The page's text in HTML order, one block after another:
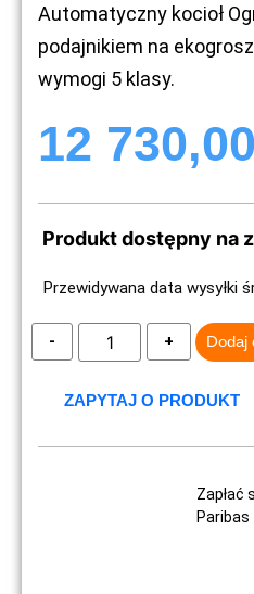
Automatyczny kocioł
podajnikiem na
wymogi 5 klasy.
12 730,00
Produkt dostępny na
Przewidywana data wysyłki
Dodaj
ZAPYTAJ O PRODUKT
Zapłać
Paribas